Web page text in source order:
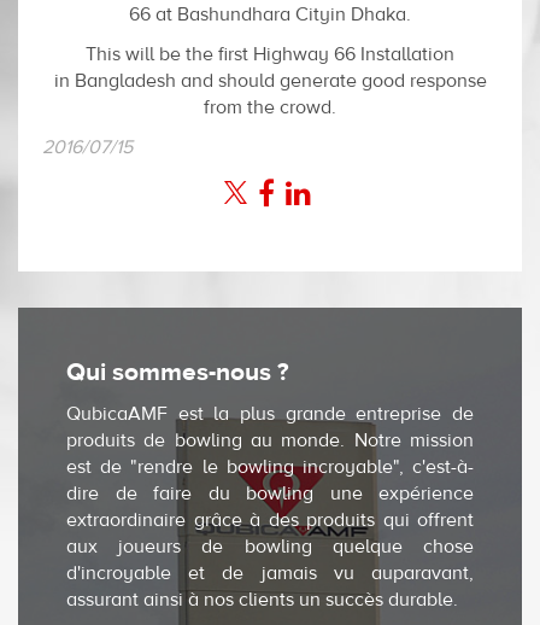
66 at Bashundhara Cityin Dhaka.
This will be the first Highway 66 Installation
in Bangladesh and should generate good response
from the crowd.
2016/07/15
Qui sommes-nous ?
QubicaAMF est la plus grande entreprise de
produits de bowling au monde. Notre mission
est de "rendre le bowling incroyable", c'est-à-
dire de faire du bowling une expérience
extraordinaire grâce à des produits qui offrent
aux joueurs de bowling quelque chose
d'incroyable et de jamais vu auparavant,
assurant ainsi à nos clients un succès durable.